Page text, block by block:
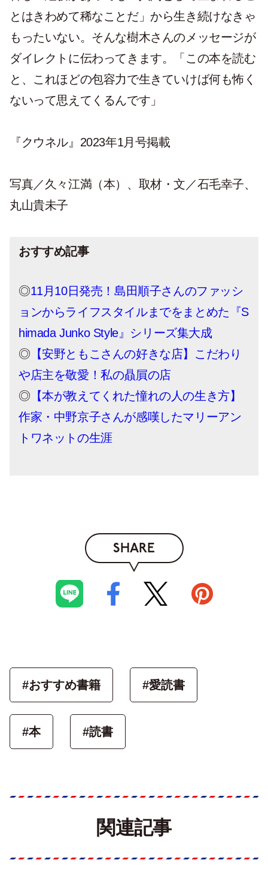
とはきわめて稀なことだ」から生き続けなきゃ
もったいない。そんな樹木さんのメッセージが
ダイレクトに伝わってきます。「この本を読む
と、これほどの包容力で生きていけば何も怖く
ないって思えてくるんです」
『クウネル』2023年1月号掲載
写真／久々江満（本）、取材・文／石毛幸子、
丸山貴未子
おすすめ記事
◎11月10日発売！島田順子さんのファッシ
ョンからライフスタイルまでをまとめた『S
himada Junko Style』シリーズ集大成
◎ 【安野ともこさんの好きな店】こだわり
や店主を敬愛！私の贔屓の店
◎ 【本が教えてくれた憧れの人の生き方】
作家・中野京子さんが感嘆したマリーアン
トワネットの生涯
SHARE
#おすすめ書籍 #愛読書
#本 #読書
関連記事